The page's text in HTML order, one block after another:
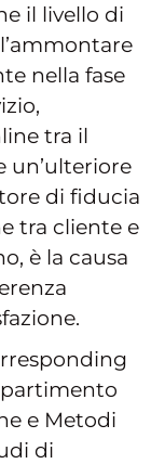
il livello di
nella fase
tra il
un’ulteriore
di fiducia
tra cliente e
è la causa
e Metodi
di